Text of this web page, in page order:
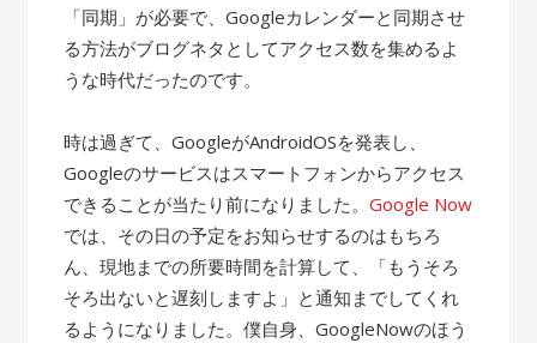
「同期」が必要で、Googleカレンダーと同期させ
る方法がブログネタとしてアクセス数を集めるよ
うな時代だったのです。
時は過ぎて、GoogleがAndroidOSを発表し、
Googleのサービスはスマートフォンからアクセス
できることが当たり前になりました。Google Now
では、その日の予定をお知らせするのはもちろ
ん、現地までの所要時間を計算して、「もうそろ
そろ出ないと遅刻しますよ」と通知までしてくれ
るようになりました。僕自身、GoogleNowのほう